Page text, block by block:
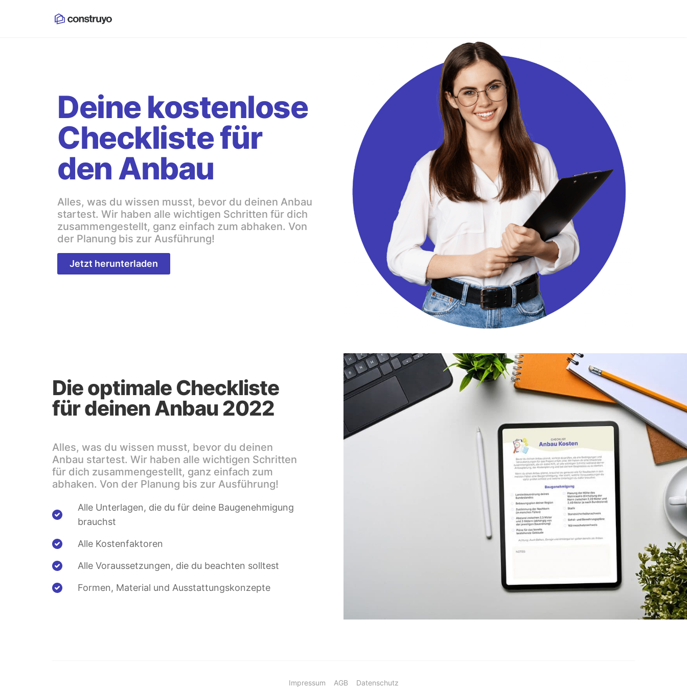
Deine kostenlose
Checkliste für
den Anbau
Alles, was du wissen musst, bevor du deinen Anbau
startest. Wir haben alle wichtigen Schritten für dich
zusammengestellt, ganz einfach zum abhaken. Von
der Planung bis zur Ausführung!
Jetzt herunterladen
Die optimale Checkliste
für deinen Anbau 2022
Alles, was du wissen musst, bevor du deinen
Anbau startest. Wir haben alle wichtigen Schritten
für dich zusammengestellt, ganz einfach zum
abhaken. Von der Planung bis zur Ausführung!
Alle Unterlagen, die du für deine Baugenehmigung
brauchst
Alle Kostenfaktoren
Alle Voraussetzungen, die du beachten solltest
Formen, Material und Ausstattungskonzepte
Impressum AGB Datenschutz